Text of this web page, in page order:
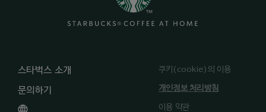
스타벅스 소개
문의하기
쿠키(cookie)의 이용
개인정보 처리방침
이용 약관